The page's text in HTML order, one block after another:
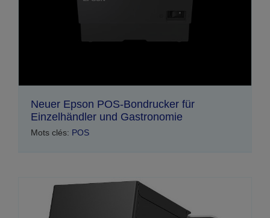
Neuer Epson POS-Bondrucker für
Einzelhändler und Gastronomie
Mots clés: POS